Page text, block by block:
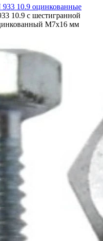
10.9 оцинкованные
10.9 с шестигранной
M7x16 мм